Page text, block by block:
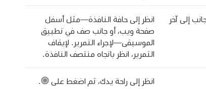
إلى آخر
انظر إلى حافة النافذة—مثل أسفل
صفحة ويب، أو جانب صف في تطبيق
الموسيقى—لإجراء التمرير. لإيقاف
التمرير، انظر باتجاه منتصف النافذة.
انظر إلى راحة يدك، ثم اضغط على .